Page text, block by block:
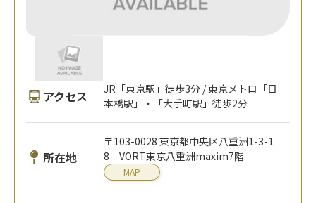
アクセス
JR「東京駅」徒歩3分 / 東京メトロ「日
本橋駅」・「大手町駅」徒歩2分
所在地
〒103-0028 東京都中央区八重洲1-3-1
8 VORT東京八重洲maxim7階
MAP